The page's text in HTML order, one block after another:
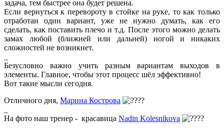
задача, тем быстрее она будет решена.
Если вернуться к перевороту в стойке на руке, то как только
отработан один вариант, уже не нужно думать, как его
сделать, как поставить плечо и т.д. После этого можно делать
замах любой (ближней или дальней) ногой и никаких
сложностей не возникнет.
Безусловно важно учить разным вариантам выходов в
элементы. Главное, чтобы этот процесс шёл эффективно!
Вот такие мысли сегодня.
Отличного дня, Марина Кострова
На фото наш тренер - красавица Nadin Kolesnikova